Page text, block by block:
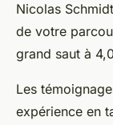
Nicolas
de votre
grand saut à
Les
expérience en